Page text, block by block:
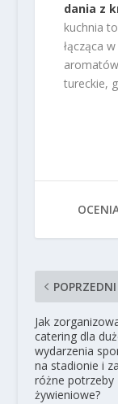
dania z
kuchnia
łącząca
tureckie,
POPRZEDNI
Jak
catering dla
wydarzenia
na stadionie i
różne potrzeby
żywieniowe?